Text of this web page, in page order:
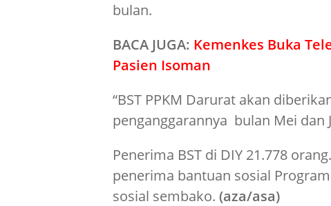
bulan.
BACA JUGA: Kemenkes Buka
Pasien Isoman
“BST PPKM Darurat akan
penganggarannya bulan Mei dan
Penerima BST di DIY 21.778
penerima bantuan sosial
sosial sembako. (aza/asa)